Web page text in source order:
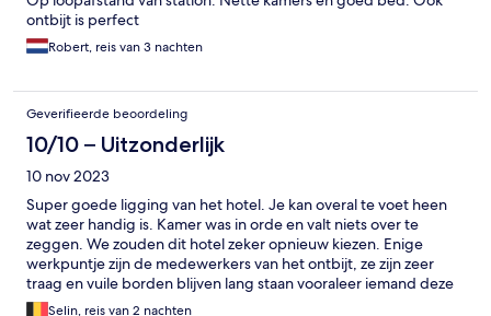
ontbijt is perfect
Robert, reis van 3 nachten
Geverifieerde beoordeling
10/10 – Uitzonderlijk
10 nov 2023
Super goede ligging van het hotel. Je kan overal te voet heen
wat zeer handig is. Kamer was in orde en valt niets over te
zeggen. We zouden dit hotel zeker opnieuw kiezen. Enige
werkpuntje zijn de medewerkers van het ontbijt, ze zijn zeer
traag en vuile borden blijven lang staan vooraleer iemand deze
komt wegruimen. Is jammer want zo druk was het niet aan het
Selin, reis van 2 nachten